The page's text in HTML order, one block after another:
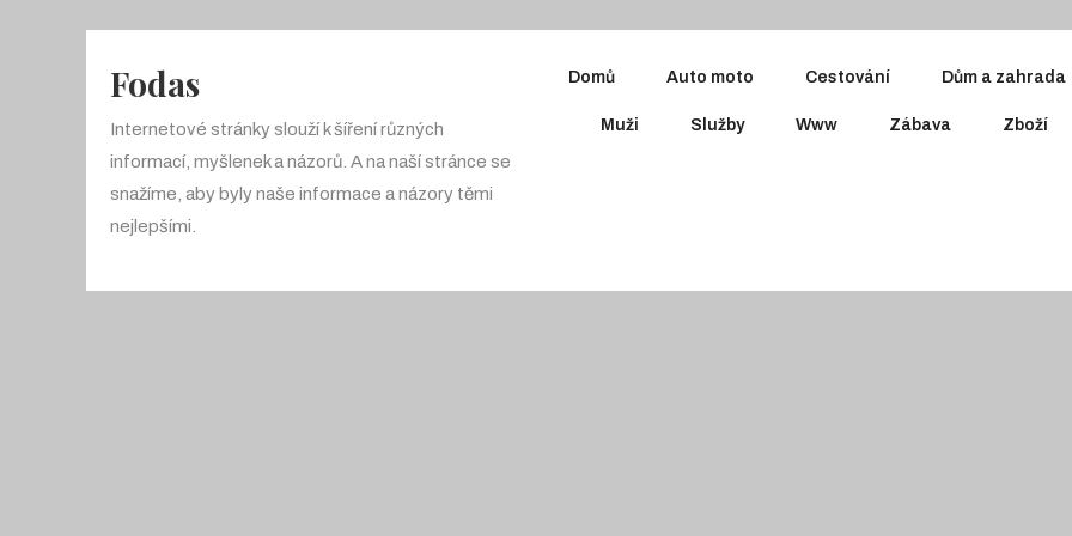
Fodas
Internetové stránky slouží k šíření různých
informací, myšlenek a názorů. A na naší stránce se
snažíme, aby byly naše informace a názory těmi
nejlepšími.
Domů Auto moto Cestování Dům a zahrada
Muži Služby Www Zábava Zboží